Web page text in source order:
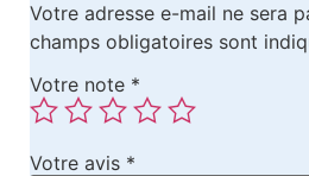
Votre adresse e-mail ne sera
champs obligatoires sont
Votre note *
Votre avis *